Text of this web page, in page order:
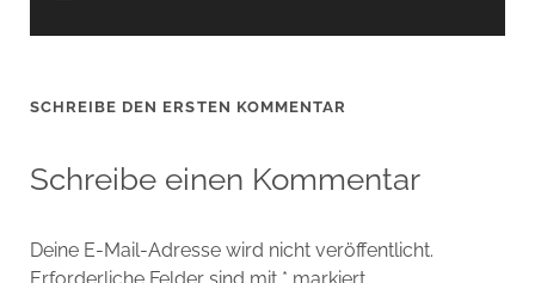
SCHREIBE DEN ERSTEN KOMMENTAR
Schreibe einen Kommentar
Deine E-Mail-Adresse wird nicht veröffentlicht.